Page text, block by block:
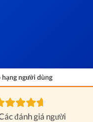
hạng người dùng
đánh giá người